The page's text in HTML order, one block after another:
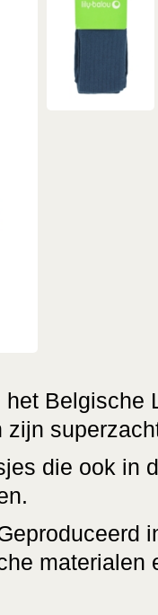
Belgische
zijn
die ook in
materialen